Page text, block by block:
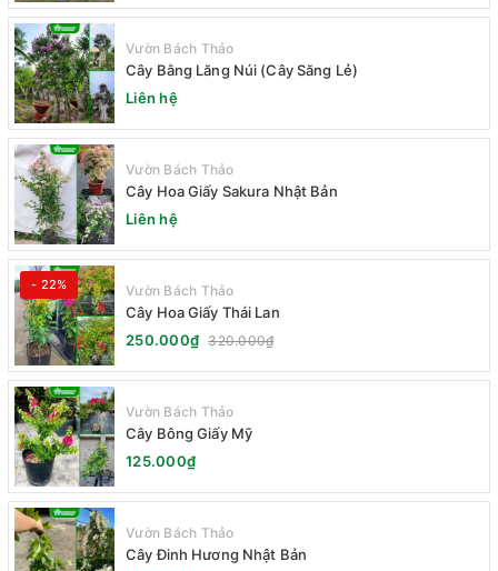
Vườn Bách Thảo
Cây Bằng Lăng Núi (Cây Săng Lẻ)
Liên hệ
Vườn Bách Thảo
Cây Hoa Giấy Sakura Nhật Bản
Liên hệ
- 22% Vườn Bách Thảo
Cây Hoa Giấy Thái Lan
250.000₫ 320.000₫
Vườn Bách Thảo
Cây Bông Giấy Mỹ
125.000₫
Vườn Bách Thảo
Cây Đinh Hương Nhật Bản